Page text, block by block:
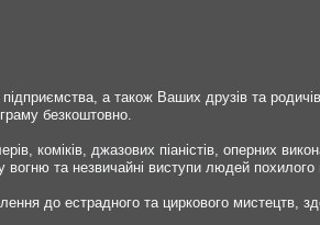
а також Ваших друзів та
безкоштовно.
коміків, джазових піаністів, оперних
вогню та незвичайні виступи людей похилого
до естрадного та циркового мистецтв,